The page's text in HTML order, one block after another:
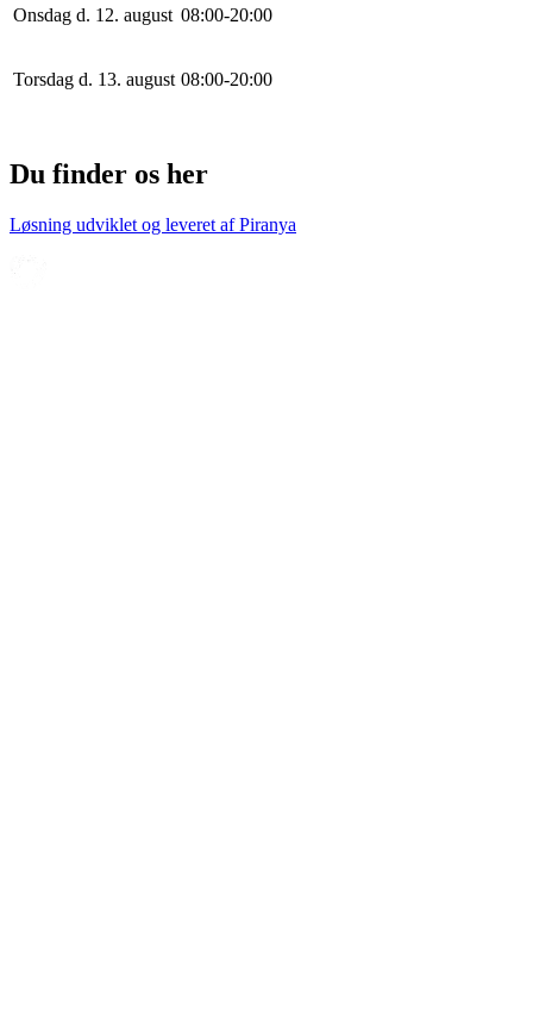
Onsdag d. 12. august 08:00-20:00
Torsdag d. 13. august 08:00-20:00
Du finder os her
Løsning udviklet og leveret afPiranya